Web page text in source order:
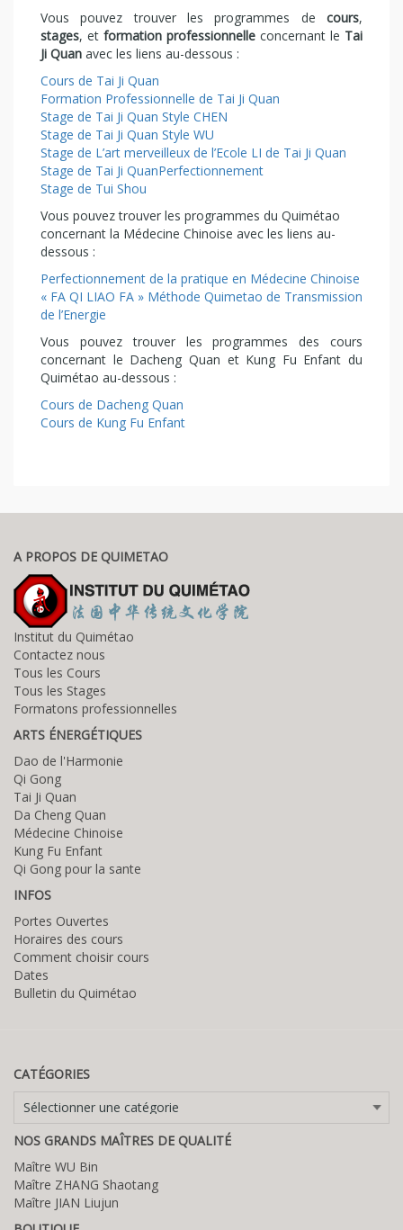
Vous pouvez trouver les programmes de cours,
stages, et formation professionnelle concernant le Tai
Ji Quan avec les liens au-dessous :
Cours de Tai Ji Quan
Formation Professionnelle de Tai Ji Quan
Stage de Tai Ji Quan Style CHEN
Stage de Tai Ji Quan Style WU
Stage de L’art merveilleux de l’Ecole LI de Tai Ji Quan
Stage de Tai Ji QuanPerfectionnement
Stage de Tui Shou
Vous pouvez trouver les programmes du Quimétao
concernant la Médecine Chinoise avec les liens au-
dessous :
Perfectionnement de la pratique en Médecine Chinoise
« FA QI LIAO FA » Méthode Quimetao de Transmission
de l’Energie
Vous pouvez trouver les programmes des cours
concernant le Dacheng Quan et Kung Fu Enfant du
Quimétao au-dessous :
Cours de Dacheng Quan
Cours de Kung Fu Enfant
A PROPOS DE QUIMETAO
Institut du Quimétao
Contactez nous
Tous les Cours
Tous les Stages
Formatons professionnelles
ARTS ÉNERGÉTIQUES
Dao de l'Harmonie
Qi Gong
Tai Ji Quan
Da Cheng Quan
Médecine Chinoise
Kung Fu Enfant
Qi Gong pour la sante
INFOS
Portes Ouvertes
Horaires des cours
Comment choisir cours
Dates
Bulletin du Quimétao
CATÉGORIES
Catégories
NOS GRANDS MAÎTRES DE QUALITÉ
Maître WU Bin
Maître ZHANG Shaotang
Maître JIAN Liujun